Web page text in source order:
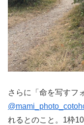
さらに「命を写すフ
れるとのこと。1枠